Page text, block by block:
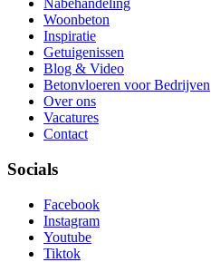
Nabehandeling
Woonbeton
Inspiratie
Getuigenissen
Blog & Video
Betonvloeren voor Bedrijven
Over ons
Vacatures
Contact
Socials
Facebook
Instagram
Youtube
Tiktok